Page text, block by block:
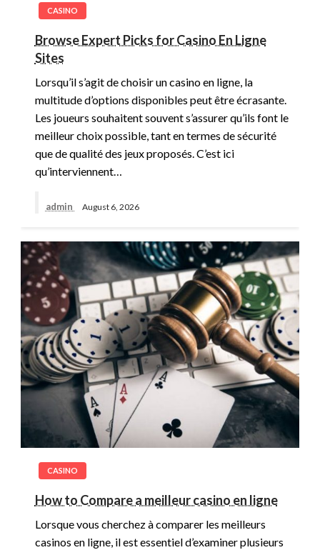
CASINO
Browse Expert Picks for Casino En Ligne
Sites
Lorsqu’il s’agit de choisir un casino en ligne, la
multitude d’options disponibles peut être écrasante.
Les joueurs souhaitent souvent s’assurer qu’ils font le
meilleur choix possible, tant en termes de sécurité
que de qualité des jeux proposés. C’est ici
qu’interviennent…
admin August 6, 2026
CASINO
How to Compare a meilleur casino en ligne
Lorsque vous cherchez à comparer les meilleurs
casinos en ligne, il est essentiel d’examiner plusieurs